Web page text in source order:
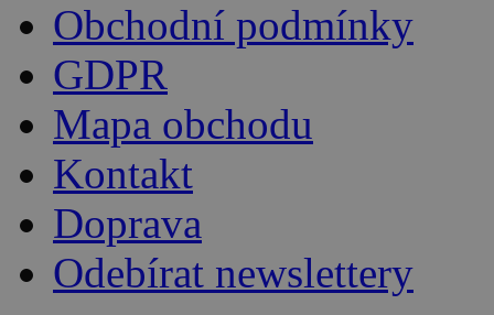
Obchodní podmínky
GDPR
Mapa obchodu
Kontakt
Doprava
Odebírat newslettery